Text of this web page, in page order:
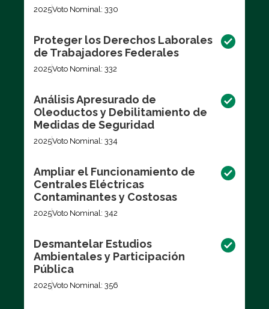
2025Voto Nominal: 330
Proteger los Derechos Laborales
de Trabajadores Federales
2025Voto Nominal: 332
Análisis Apresurado de
Oleoductos y Debilitamiento de
Medidas de Seguridad
2025Voto Nominal: 334
Ampliar el Funcionamiento de
Centrales Eléctricas
Contaminantes y Costosas
2025Voto Nominal: 342
Desmantelar Estudios
Ambientales y Participación
Pública
2025Voto Nominal: 356